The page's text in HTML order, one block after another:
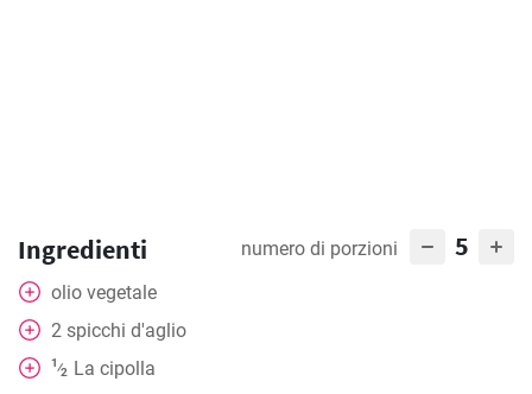
Ingredienti numero di porzioni 5
olio vegetale
2 spicchi d'aglio
1⁄2
La cipolla